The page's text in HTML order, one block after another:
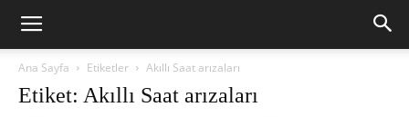
Ana Sayfa Etiketler Akıllı Saat arızaları
Etiket: Akıllı Saat arızaları